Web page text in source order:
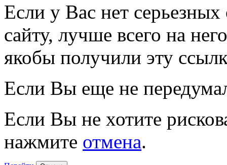
Если у Вас нет
сайту, лучше всего на
якобы получили эту
Если Вы еще не
Если Вы не хотите
нажмите отмена.